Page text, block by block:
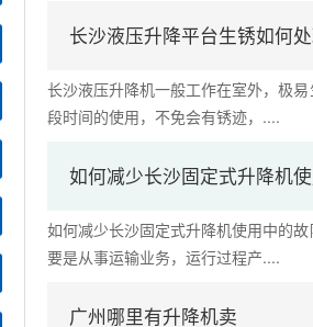
长沙液压升降平台生锈如何
长沙液压升降机一般工作在室外，极
段时间的使用，不免会有锈迹，....
如何减少长沙固定式升降机
如何减少长沙固定式升降机使用中的
要是从事运输业务，运行过程产....
广州哪里有升降机卖